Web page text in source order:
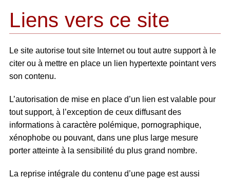
Liens vers ce site
Le site autorise tout site Internet ou tout autre support à le
citer ou à mettre en place un lien hypertexte pointant vers
son contenu.
L’autorisation de mise en place d’un lien est valable pour
tout support, à l’exception de ceux diffusant des
informations à caractère polémique, pornographique,
xénophobe ou pouvant, dans une plus large mesure
porter atteinte à la sensibilité du plus grand nombre.
La reprise intégrale du contenu d’une page est aussi